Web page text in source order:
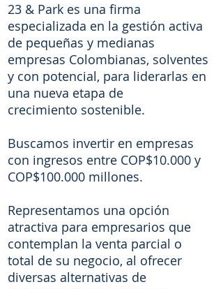
23 & Park es una firma
especializada en la gestión activa
de pequeñas y medianas
empresas Colombianas, solventes
y con potencial, para liderarlas en
una nueva etapa de
crecimiento sostenible.
Buscamos invertir en empresas
con ingresos entre COP$10.000 y
COP$100.000 millones.
Representamos una opción
atractiva para empresarios que
contemplan la venta parcial o
total de su negocio, al ofrecer
diversas alternativas de